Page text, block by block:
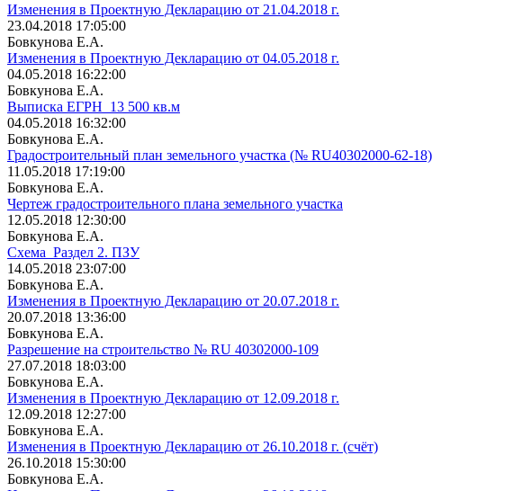
Изменения в Проектную Декларацию от 21.04.2018 г.
23.04.2018 17:05:00
Бовкунова Е.А.
Изменения в Проектную Декларацию от 04.05.2018 г.
04.05.2018 16:22:00
Бовкунова Е.А.
Выписка ЕГРН_13 500 кв.м
04.05.2018 16:32:00
Бовкунова Е.А.
Градостроительный план земельного участка (№ RU40302000-62-18)
11.05.2018 17:19:00
Бовкунова Е.А.
Чертеж градостроительного плана земельного участка
12.05.2018 12:30:00
Бовкунова Е.А.
Схема_Раздел 2. ПЗУ
14.05.2018 23:07:00
Бовкунова Е.А.
Изменения в Проектную Декларацию от 20.07.2018 г.
20.07.2018 13:36:00
Бовкунова Е.А.
Разрешение на строительство № RU 40302000-109
27.07.2018 18:03:00
Бовкунова Е.А.
Изменения в Проектную Декларацию от 12.09.2018 г.
12.09.2018 12:27:00
Бовкунова Е.А.
Изменения в Проектную Декларацию от 26.10.2018 г. (счёт)
26.10.2018 15:30:00
Бовкунова Е.А.